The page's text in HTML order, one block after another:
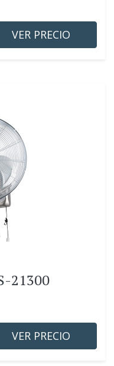
VER PRECIO
21300
VER PRECIO